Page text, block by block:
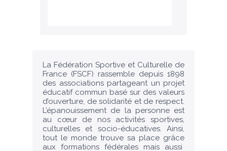
La Fédération Sportive et Culturelle de
France (FSCF) rassemble depuis 1898
des associations partageant un projet
éducatif commun basé sur des valeurs
d’ouverture, de solidarité et de respect.
L’épanouissement de la personne est
au cœur de nos activités sportives,
culturelles et socio-éducatives. Ainsi,
tout le monde trouve sa place grâce
aux formations fédérales mais aussi